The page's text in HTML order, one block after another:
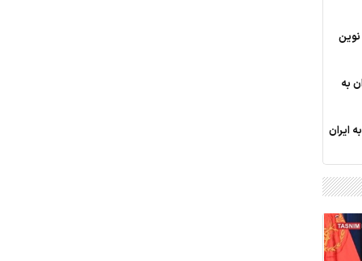
نوین
به
ایران